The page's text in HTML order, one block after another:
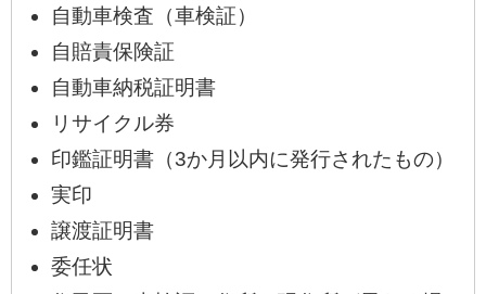
自動車検査（車検証）
自賠責保険証
自動車納税証明書
リサイクル券
印鑑証明書（3か月以内に発行されたもの）
実印
譲渡証明書
委任状